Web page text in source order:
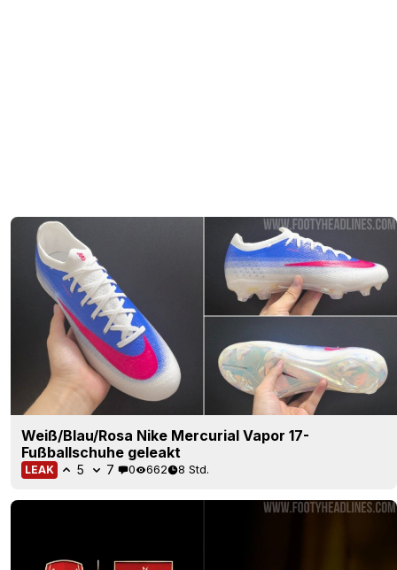
Weiß/Blau/Rosa Nike Mercurial Vapor 17-
Fußballschuhe geleakt
LEAK 5 7 0 662 8 Std.